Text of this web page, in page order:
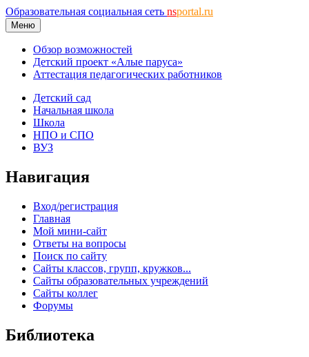
Образовательная социальная сеть nsportal.ru
Меню
Обзор возможностей
Детский проект «Алые паруса»
Аттестация педагогических работников
Детский сад
Начальная школа
Школа
НПО и СПО
ВУЗ
Навигация
Вход/регистрация
Главная
Мой мини-сайт
Ответы на вопросы
Поиск по сайту
Сайты классов, групп, кружков...
Сайты образовательных учреждений
Сайты коллег
Форумы
Библиотека